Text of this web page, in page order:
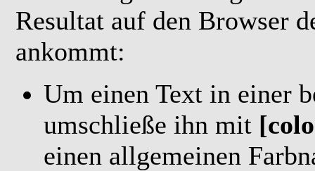
Resultat auf den Browser
ankommt:
Um einen Text in einer
umschließe ihn mit
einen allgemeinen